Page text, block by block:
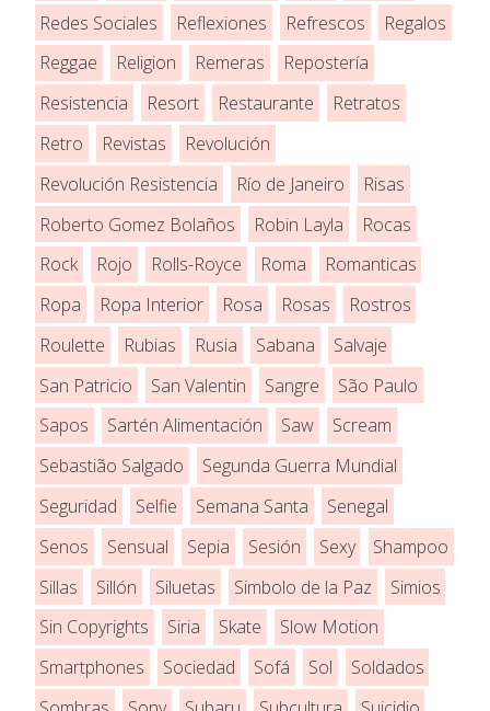
Redes Sociales
Reflexiones Refrescos
Regalos
Reggae
Religion Remeras
Repostería
Resistencia
Resort Restaurante
Retratos
Retro
Revistas
Revolución
Revolución Resistencia
Río de Janeiro
Risas
Roberto Gomez Bolaños
Robin Layla
Rocas
Rock
Rojo Rolls-Royce Roma
Romanticas
Ropa
Ropa Interior Rosa Rosas
Rostros
Roulette
Rubias Rusia Sabana
Salvaje
San Patricio
San Valentin Sangre
São Paulo
Sapos
Sartén Alimentación Saw
Scream
Sebastião Salgado
Segunda Guerra Mundial
Seguridad
Selfie Semana Santa
Senegal
Senos
Sensual Sepia Sesión Sexy
Shampoo
Sillas
Sillón Siluetas Simbolo de la Paz
Simios
Sin Copyrights
Siria Skate
Slow Motion
Smartphones
Sociedad Sofá Sol
Soldados